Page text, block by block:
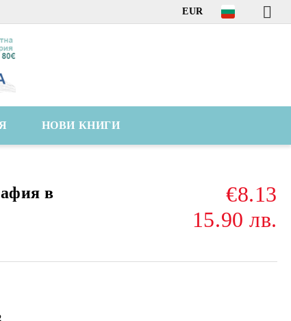
EUR
НОВИ КНИГИ
в
€8.13
15.90 лв.